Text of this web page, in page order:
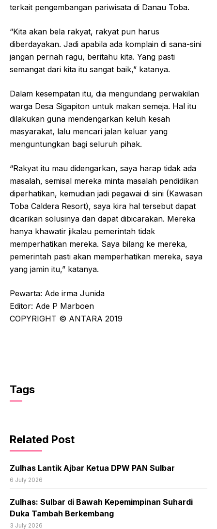
terkait pengembangan pariwisata di Danau Toba.
“Kita akan bela rakyat, rakyat pun harus
diberdayakan. Jadi apabila ada komplain di sana-sini
jangan pernah ragu, beritahu kita. Yang pasti
semangat dari kita itu sangat baik,” katanya.
Dalam kesempatan itu, dia mengundang perwakilan
warga Desa Sigapiton untuk makan semeja. Hal itu
dilakukan guna mendengarkan keluh kesah
masyarakat, lalu mencari jalan keluar yang
menguntungkan bagi seluruh pihak.
“Rakyat itu mau didengarkan, saya harap tidak ada
masalah, semisal mereka minta masalah pendidikan
diperhatikan, kemudian jadi pegawai di sini (Kawasan
Toba Caldera Resort), saya kira hal tersebut dapat
dicarikan solusinya dan dapat dibicarakan. Mereka
hanya khawatir jikalau pemerintah tidak
memperhatikan mereka. Saya bilang ke mereka,
pemerintah pasti akan memperhatikan mereka, saya
yang jamin itu,” katanya.
Pewarta: Ade irma Junida
Editor: Ade P Marboen
COPYRIGHT © ANTARA 2019
Tags
Related Post
Zulhas Lantik Ajbar Ketua DPW PAN Sulbar
6 July 2026
Zulhas: Sulbar di Bawah Kepemimpinan Suhardi
Duka Tambah Berkembang
3 July 2026